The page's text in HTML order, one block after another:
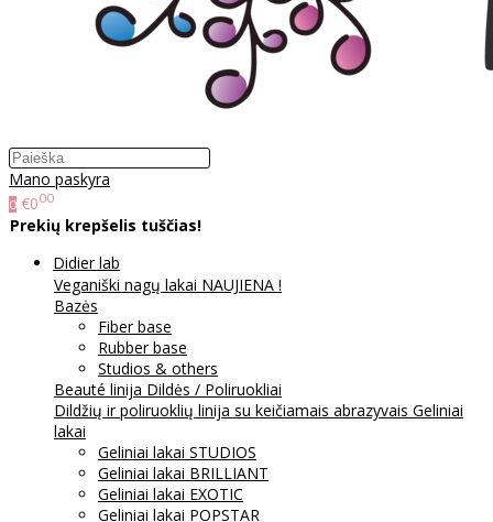
Mano paskyra
0 €000
Prekių krepšelis tuščias!
Didier lab
Veganiški nagų lakai NAUJIENA !
Bazės
Fiber base
Rubber base
Studios & others
Beauté linija Dildės / Poliruokliai
Dildžių ir poliruoklių linija su keičiamais abrazyvais Geliniai
lakai
Geliniai lakai STUDIOS
Geliniai lakai BRILLIANT
Geliniai lakai EXOTIC
Geliniai lakai POPSTAR